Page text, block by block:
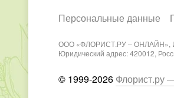
Персональные данные
ООО «ФЛОРИСТ.РУ – ОНЛАЙН»,
Юридический адрес: 420012,
© 1999-2026 Флорист.ру